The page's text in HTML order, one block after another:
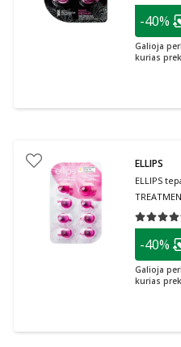
-40%
Galioja
kurias
ELLIPS
ELLIPS
Vidutinis
-40%
Galioja
kurias